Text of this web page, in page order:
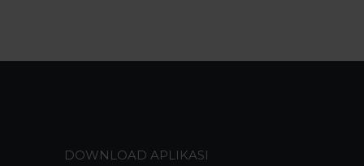
DOWNLOAD APLIKASI